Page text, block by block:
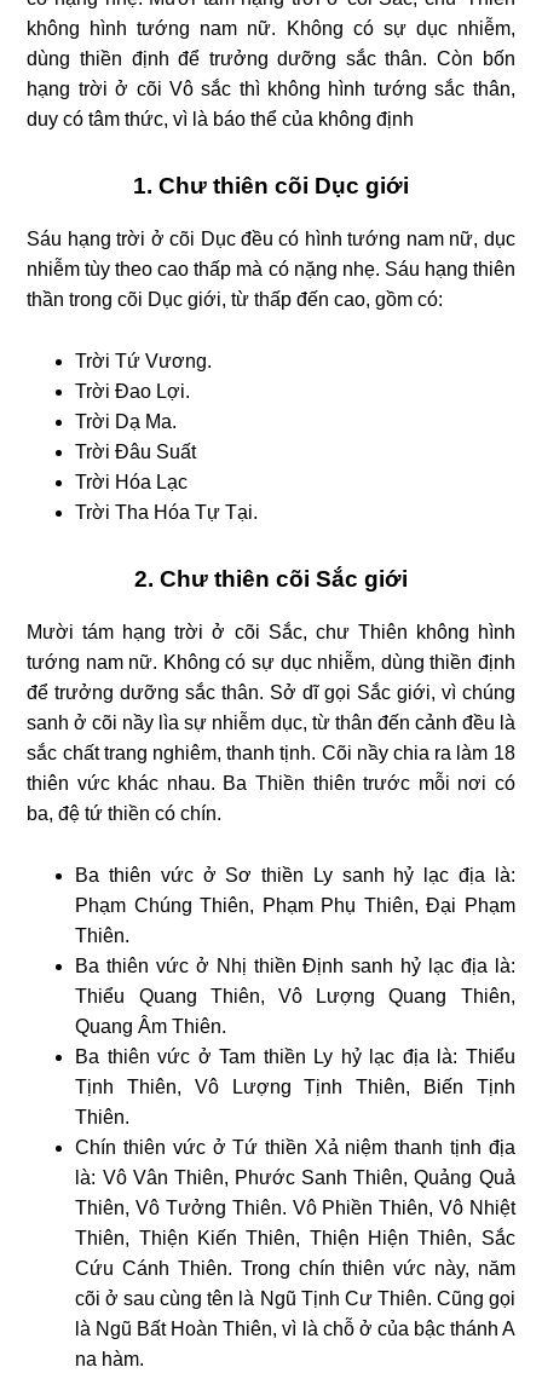
không hình tướng nam nữ. Không có sự dục nhiễm,
dùng thiền định để trưởng dưỡng sắc thân. Còn bốn
hạng trời ở cõi Vô sắc thì không hình tướng sắc thân,
duy có tâm thức, vì là báo thể của không định
1. Chư thiên cõi Dục giới
Sáu hạng trời ở cõi Dục đều có hình tướng nam nữ, dục
nhiễm tùy theo cao thấp mà có nặng nhẹ. Sáu hạng thiên
thần trong cõi Dục giới, từ thấp đến cao, gồm có:
Trời Tứ Vương.
Trời Đao Lợi.
Trời Dạ Ma.
Trời Đâu Suất
Trời Hóa Lạc
Trời Tha Hóa Tự Tại.
2. Chư thiên cõi Sắc giới
Mười tám hạng trời ở cõi Sắc, chư Thiên không hình
tướng nam nữ. Không có sự dục nhiễm, dùng thiền định
để trưởng dưỡng sắc thân. Sở dĩ gọi Sắc giới, vì chúng
sanh ở cõi nầy lìa sự nhiễm dục, từ thân đến cảnh đều là
sắc chất trang nghiêm, thanh tịnh. Cõi nầy chia ra làm 18
thiên vức khác nhau. Ba Thiền thiên trước mỗi nơi có
ba, đệ tứ thiền có chín.
Ba thiên vức ở Sơ thiền Ly sanh hỷ lạc địa là:
Phạm Chúng Thiên, Phạm Phụ Thiên, Đại Phạm
Thiên.
Ba thiên vức ở Nhị thiền Định sanh hỷ lạc địa là:
Thiểu Quang Thiên, Vô Lượng Quang Thiên,
Quang Âm Thiên.
Ba thiên vức ở Tam thiền Ly hỷ lạc địa là: Thiểu
Tịnh Thiên, Vô Lượng Tịnh Thiên, Biến Tịnh
Thiên.
Chín thiên vức ở Tứ thiền Xả niệm thanh tịnh địa
là: Vô Vân Thiên, Phước Sanh Thiên, Quảng Quả
Thiên, Vô Tưởng Thiên. Vô Phiền Thiên, Vô Nhiệt
Thiên, Thiện Kiến Thiên, Thiện Hiện Thiên, Sắc
Cứu Cánh Thiên. Trong chín thiên vức này, năm
cõi ở sau cùng tên là Ngũ Tịnh Cư Thiên. Cũng gọi
là Ngũ Bất Hoàn Thiên, vì là chỗ ở của bậc thánh A
na hàm.